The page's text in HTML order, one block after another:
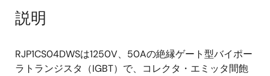
説明
RJP1CS04DWSは1250V、50Aの絶縁ゲート型バイポー
ラトランジスタ（IGBT）で、コレクタ・エミッタ間飽